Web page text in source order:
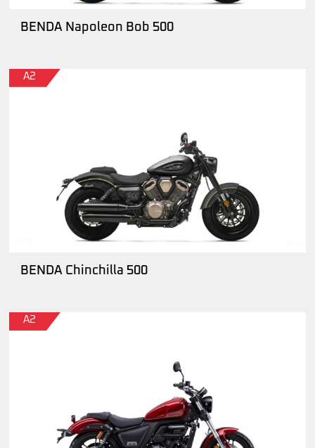
BENDA Napoleon Bob 500
A2
BENDA Chinchilla 500
A2